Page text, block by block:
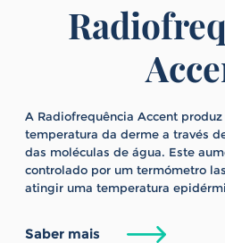
A Radiofrequência Accent
temperatura da derme a través
das moléculas de água. Este
controlado por um termómetro
atingir uma temperatura
Saber mais